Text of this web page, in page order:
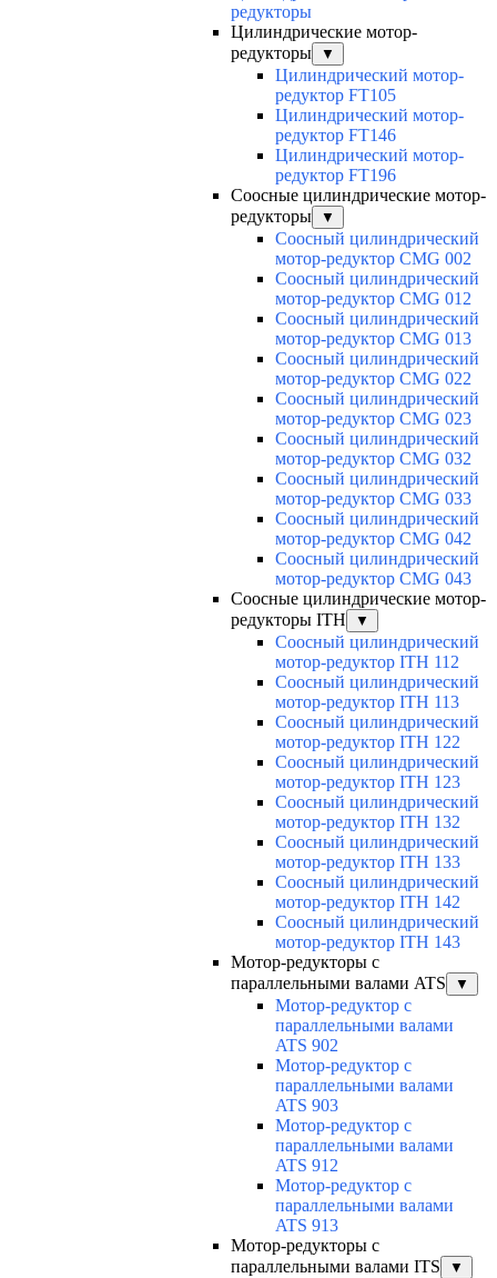
редукторы
Цилиндрические мотор-
редукторы
▼
Цилиндрический мотор-
редуктор FT105
Цилиндрический мотор-
редуктор FT146
Цилиндрический мотор-
редуктор FT196
Соосные цилиндрические мотор-
редукторы
▼
Соосный цилиндрический
мотор-редуктор CMG 002
Соосный цилиндрический
мотор-редуктор CMG 012
Соосный цилиндрический
мотор-редуктор CMG 013
Соосный цилиндрический
мотор-редуктор CMG 022
Соосный цилиндрический
мотор-редуктор CMG 023
Соосный цилиндрический
мотор-редуктор CMG 032
Соосный цилиндрический
мотор-редуктор CMG 033
Соосный цилиндрический
мотор-редуктор CMG 042
Соосный цилиндрический
мотор-редуктор CMG 043
Соосные цилиндрические мотор-
редукторы ITH
▼
Соосный цилиндрический
мотор-редуктор ITH 112
Соосный цилиндрический
мотор-редуктор ITH 113
Соосный цилиндрический
мотор-редуктор ITH 122
Соосный цилиндрический
мотор-редуктор ITH 123
Соосный цилиндрический
мотор-редуктор ITH 132
Соосный цилиндрический
мотор-редуктор ITH 133
Соосный цилиндрический
мотор-редуктор ITH 142
Соосный цилиндрический
мотор-редуктор ITH 143
Мотор-редукторы с
параллельными валами ATS
▼
Мотор-редуктор с
параллельными валами
ATS 902
Мотор-редуктор с
параллельными валами
ATS 903
Мотор-редуктор с
параллельными валами
ATS 912
Мотор-редуктор с
параллельными валами
ATS 913
Мотор-редукторы с
параллельными валами ITS
▼